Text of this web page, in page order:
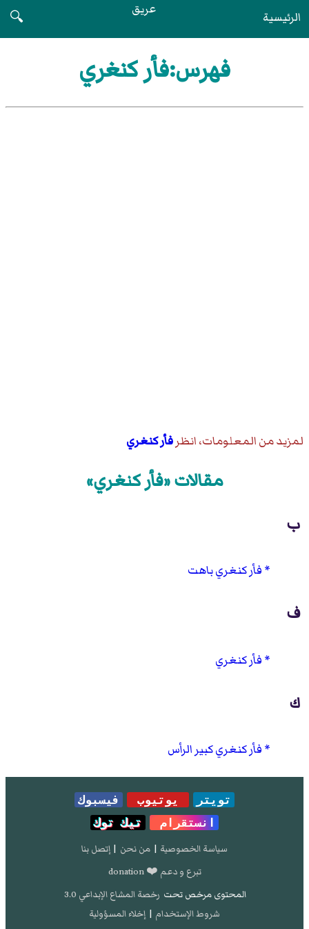
الرئيسية عريق
🔍
فهرس:فأر كنغري
لمزيد من المعلومات، انظرفأر كنغري
مقالات «فأر كنغري»
ب
فأر كنغري باهت
ف
فأر كنغري
ك
فأر كنغري كبير الرأس
تويتر يوتيوب
فيسبوك
انستقرام
تيك توك
سياسة الخصوصية | من نحن | إتصل بنا
تبرع و دعم ❤️ donation
المحتوى مرخص تحت رخصة المشاع الإبداعي 3.0
شروط الإستخدام | إخلاء المسؤولية